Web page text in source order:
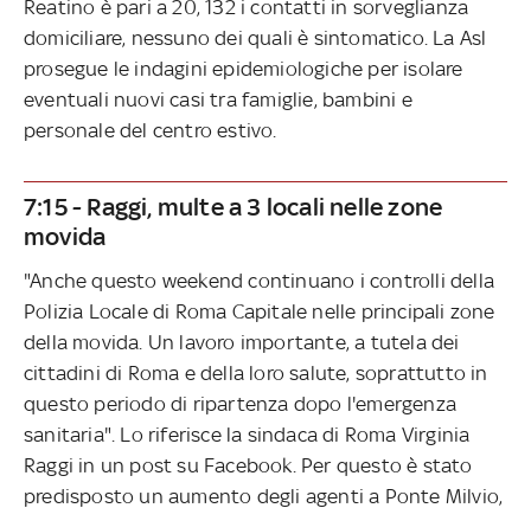
Reatino è pari a 20, 132 i contatti in sorveglianza
domiciliare, nessuno dei quali è sintomatico. La Asl
prosegue le indagini epidemiologiche per isolare
eventuali nuovi casi tra famiglie, bambini e
personale del centro estivo.
7:15 - Raggi, multe a 3 locali nelle zone
movida
"Anche questo weekend continuano i controlli della
Polizia Locale di Roma Capitale nelle principali zone
della movida. Un lavoro importante, a tutela dei
cittadini di Roma e della loro salute, soprattutto in
questo periodo di ripartenza dopo l'emergenza
sanitaria". Lo riferisce la sindaca di Roma Virginia
Raggi in un post su Facebook. Per questo è stato
predisposto un aumento degli agenti a Ponte Milvio,